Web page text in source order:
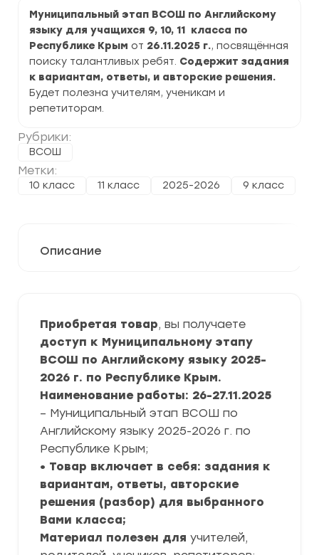
Муниципальный этап ВСОШ по Английскому
языку для учащихся 9, 10, 11 класса по
Республике Крым от 26.11.2025 г., посвящённая
поиску талантливых ребят. Содержит задания
к вариантам, ответы, и авторские решения.
Будет полезна учителям, ученикам и
репетиторам.
Рубрики:
ВСОШ
Метки:
10 класс 11 класс 2025-2026 9 класс
Английскому
языку
2025-
2026
г.
по
Республике
Крым
Описание
Приобретая товар, вы получаете
доступ к Муниципальному этапу
ВСОШ по Английскому языку 2025-
2026 г. по Республике Крым.
Наименование работы: 26-27.11.2025
– Муниципальный этап ВСОШ по
Английскому языку 2025-2026 г. по
Республике Крым;
• Товар включает в себя: задания к
вариантам, ответы, авторские
решения (разбор) для выбранного
Вами класса;
Материал полезен для учителей,